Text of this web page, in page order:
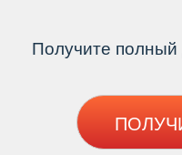
Получите полный